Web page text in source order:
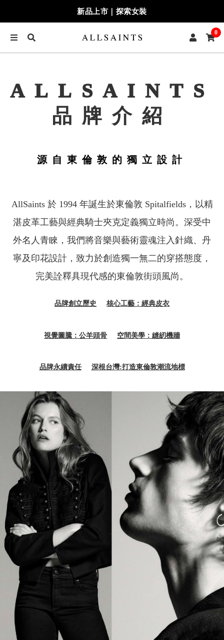
新品上市｜探索女裝
0
ALLSAINTS
品牌介紹
源自東倫敦的獨立設計
AllSaints 於 1994 年誕生於東倫敦 Spitalfields，以精
湛皮革工藝與經典騎士夾克定義獨立時尚。深受中
外名人青睞，我們將音樂與藝術靈魂注入針織、丹
寧及印花設計，致力於創造獨一無二的穿搭態度，
完美詮釋具現代感的東倫敦街頭風尚。
品牌創立歷史 核心工藝：經典皮衣
視覺圖騰：公羊頭骨 空間美學：縫紉機牆
品牌永續責任 深根台灣:打造東倫敦潮流地標